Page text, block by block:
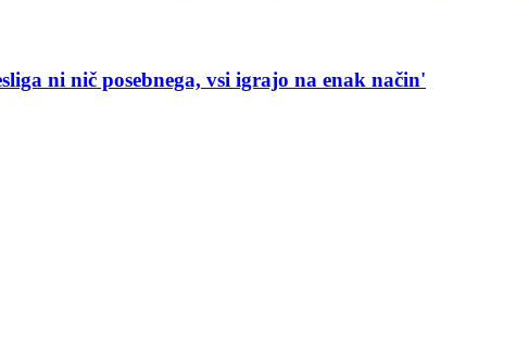
ni nič posebnega, vsi igrajo na enak način'